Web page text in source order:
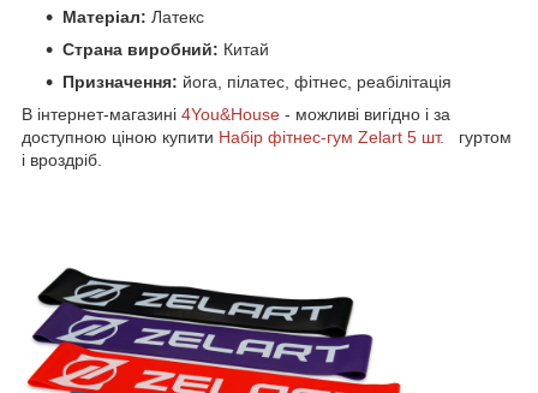
Матеріал: Латекс
Страна виробний: Китай
Призначення: йога, пілатес, фітнес, реабілітація
В інтернет-магазині 4You&House - можливі вигідно і за
доступною ціною купити Набір фітнес-гум Zelart 5 шт.
гуртом
і вроздріб.